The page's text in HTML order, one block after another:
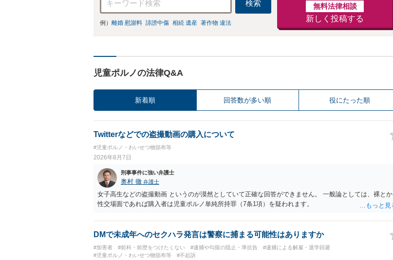
検索
例） 離婚 慰謝料 誹謗中傷 相続 遺産 著作物 違法
無料法律相談
新しく投稿する
児童ポルノの法律Q&A
新着順 回答数が多い順 役にたった順
Twitterなどでの盗撮動画の購入について
#児童ポルノ・わいせつ物頒布等
2026年8月7日
刑事事件に強い弁護士
奥村 徹 弁護士
女子高生などの盗撮動画 というのが漠然としていて正確な回答ができません。 一般論としては、裸とか
性交場面であれば購入者は児童ポルノ単純所持罪（7条1項）を疑われます。
DMで未成年へのセクハラ発言は警察に捕まる可能性はありますか
#加害者 #前科・前歴をつけたくない #逮捕や勾留の阻止・準抗告
#逮捕による解雇・退学回避
#児童ポルノ・わいせつ物頒布等
#不起訴